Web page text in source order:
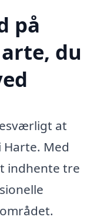
på
du
at
Med
indhente tre